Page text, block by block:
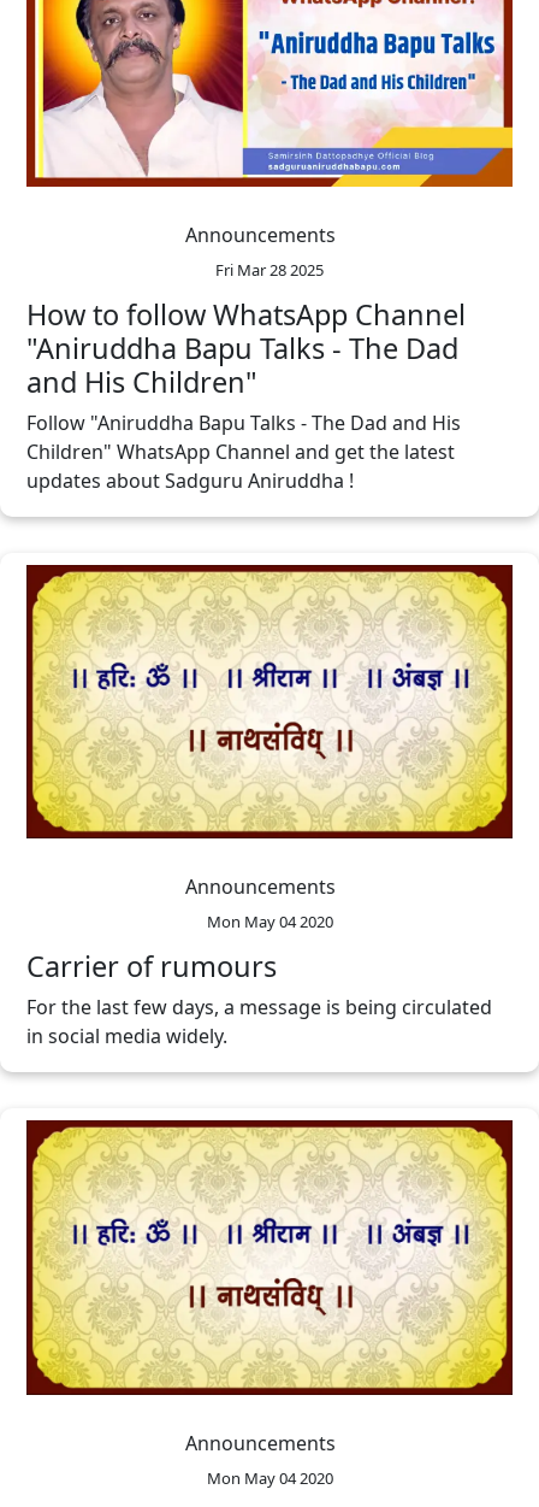
Announcements
Fri Mar 28 2025
How to follow WhatsApp Channel
"Aniruddha Bapu Talks - The Dad
and His Children"
Follow "Aniruddha Bapu Talks - The Dad and His
Children" WhatsApp Channel and get the latest
updates about Sadguru Aniruddha !
Announcements
Mon May 04 2020
Carrier of rumours
For the last few days, a message is being circulated
in social media widely.
Announcements
Mon May 04 2020